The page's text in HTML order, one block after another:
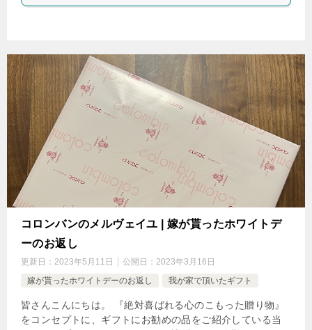
コロンバンのメルヴェイユ | 嫁が貰ったホワイトデ
ーのお返し
更新日： 2023年5月11日 公開日： 2023年3月16日
嫁が貰ったホワイトデーのお返し
我が家で頂いたギフト
皆さんこんにちは。 『絶対喜ばれる心のこもった贈り物』
をコンセプトに、ギフトにお勧めの品をご紹介している当